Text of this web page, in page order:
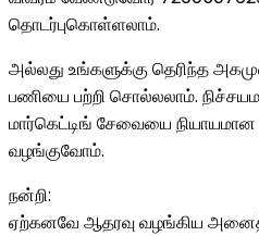
தொடர்புகொள்ளலாம்.
அல்லது உங்களுக்கு தெரிந்த
பணியை பற்றி சொல்லலாம்.
மார்கெட்டிங் சேவையை நியாயமான
வழங்குவோம்.
நன்றி:
ஏற்கனவே ஆதரவு வழங்கிய